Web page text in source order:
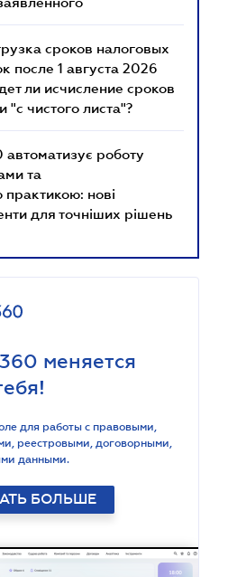
сроков налоговых
после 1 августа 2026
ли исчисление сроков
"с чистого листа"?
автоматизує роботу
та
нові
для точніших рішень
меняется
для работы с правовыми,
реестровыми, договорными,
данными.
БОЛЬШЕ